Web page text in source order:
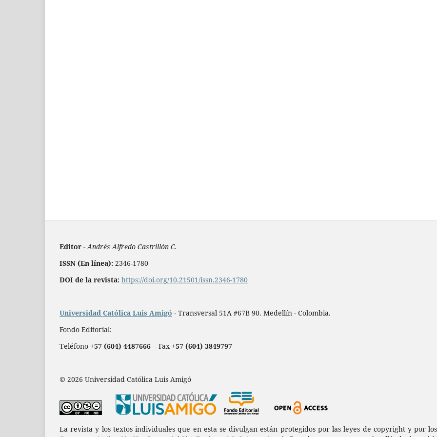
Editor - Andrés Alfredo Castrillón C.
ISSN (En línea): 2346-1780
DOI de la revista: https://doi.org/10.21501/issn.2346-1780
Universidad Católica Luis Amigó - Transversal 51A #67B 90. Medellín - Colombia.
Fondo Editorial:
Teléfono +57 (604) 4487666 - Fax +57 (604) 3849797
© 2026 Universidad Católica Luis Amigó
La revista y los textos individuales que en esta se divulgan están protegidos por las leyes de copyright y por